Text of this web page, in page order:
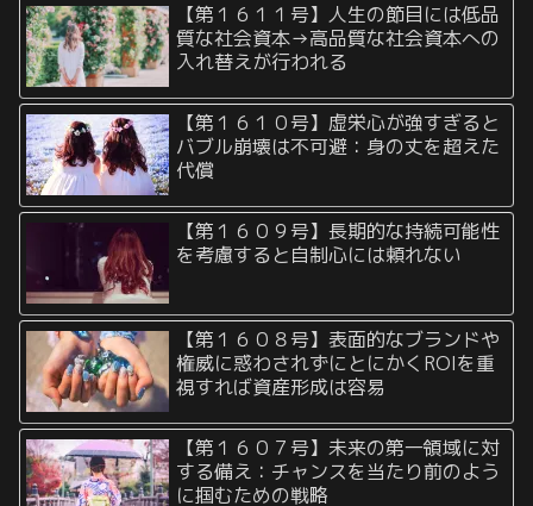
【第１６１１号】人生の節目には低品
質な社会資本→高品質な社会資本への
入れ替えが行われる
【第１６１０号】虚栄心が強すぎると
バブル崩壊は不可避：身の丈を超えた
代償
【第１６０９号】長期的な持続可能性
を考慮すると自制心には頼れない
【第１６０８号】表面的なブランドや
権威に惑わされずにとにかくROIを重
視すれば資産形成は容易
【第１６０７号】未来の第一領域に対
する備え：チャンスを当たり前のよう
に掴むための戦略